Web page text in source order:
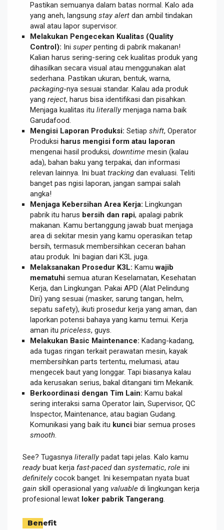
Pastikan semuanya dalam batas normal. Kalo ada
yang aneh, langsung stay alert dan ambil tindakan
awal atau lapor supervisor.
Melakukan Pengecekan Kualitas (Quality
Control): Ini superpenting di pabrik makanan!
Kalian harus sering-sering cek kualitas produk yang
dihasilkan secara visual atau menggunakan alat
sederhana. Pastikan ukuran, bentuk, warna,
packaging-nya sesuai standar. Kalau ada produk
yang reject, harus bisa identifikasi dan pisahkan.
Menjaga kualitas itu literallymenjaga nama baik
Garudafood.
Mengisi Laporan Produksi: Setiap shift, Operator
Produksi harus mengisi form atau laporan
mengenai hasil produksi, downtime mesin (kalau
ada), bahan baku yang terpakai, dan informasi
relevan lainnya. Ini buat tracking dan evaluasi. Teliti
banget pas ngisi laporan, jangan sampai salah
angka!
Menjaga Kebersihan Area Kerja: Lingkungan
pabrik itu harus bersih dan rapi, apalagi pabrik
makanan. Kamu bertanggung jawab buat menjaga
area di sekitar mesin yang kamu operasikan tetap
bersih, termasuk membersihkan ceceran bahan
atau produk. Ini bagian dari K3L juga.
Melaksanakan Prosedur K3L: Kamuwajib
mematuhi semua aturan Keselamatan, Kesehatan
Kerja, dan Lingkungan. Pakai APD (Alat Pelindung
Diri) yang sesuai (masker, sarung tangan, helm,
sepatu safety), ikuti prosedur kerja yang aman, dan
laporkan potensi bahaya yang kamu temui. Kerja
aman itu priceless, guys.
Melakukan Basic Maintenance: Kadang-kadang,
ada tugas ringan terkait perawatan mesin, kayak
membersihkan parts tertentu, melumasi, atau
mengecek baut yang longgar. Tapi biasanya kalau
ada kerusakan serius, bakal ditangani tim Mekanik.
Berkoordinasi dengan Tim Lain: Kamu bakal
sering interaksi sama Operator lain, Supervisor, QC
Inspector, Maintenance, atau bagian Gudang.
Komunikasi yang baik itu kunci biar semua proses
smooth.
See? Tugasnya literallypadat tapi jelas. Kalo kamu
readybuat kerja fast-paceddan systematic, role ini
definitelycocok banget. Ini kesempatan nyata buat
gain skill operasional yang valuable di lingkungan kerja
profesional lewat loker pabrik Tangerang
Benefit